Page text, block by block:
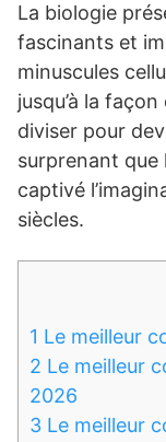
La biologie
fascinants et
minuscules
jusqu’à la
diviser pour
surprenant que
captivé
siècles.
1 Le meilleur
2 Le meilleur
2026
3 Le meilleur